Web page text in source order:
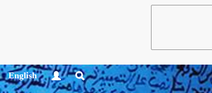
English